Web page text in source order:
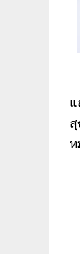
แ
สุ
ห